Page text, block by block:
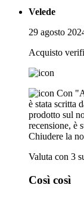
Velede
29 agosto
Acquisto
Con
è stata scritta
prodotto sul
recensione, è
Chiudere la
Valuta con 3
Così così